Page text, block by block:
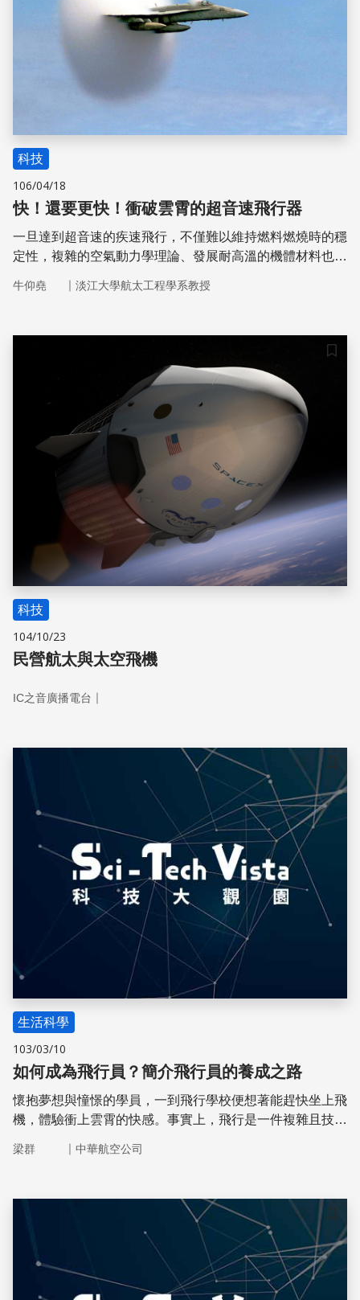
科技
106/04/18
快！還要更快！衝破雲霄的超音速飛行器
一旦達到超音速的疾速飛行，不僅難以維持燃料燃燒時的穩
定性，複雜的空氣動力學理論、發展耐高溫的機體材料也是
巨大噪音，更是使得超音速客機停產至今。
牛仰堯 ｜ 淡江大學航太工程學系教授
儲存
科技
104/10/23
民營航太與太空飛機
IC之音廣播電台 ｜
儲存
生活科學
103/03/10
如何成為飛行員？簡介飛行員的養成之路
懷抱夢想與憧憬的學員，一到飛行學校便想著能趕快坐上飛
機，體驗衝上雲霄的快感。事實上，飛行是一件複雜且技術
亂，不知所措。
梁群 ｜ 中華航空公司
儲存